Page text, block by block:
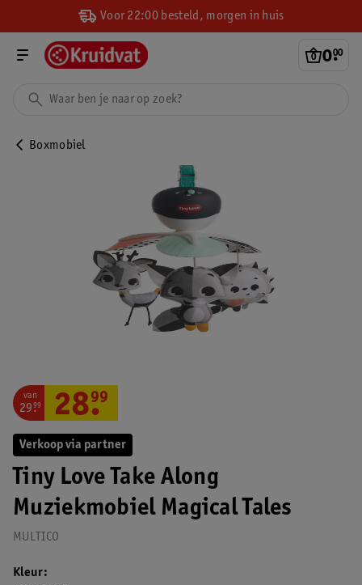
Voor 22:00 besteld, morgen in huis
0.
00
Boxmobiel
Verkoop via partner
Tiny Love Take Along
Muziekmobiel Magical Tales
MULTICO
van
29.
99 28.
99
Kleur